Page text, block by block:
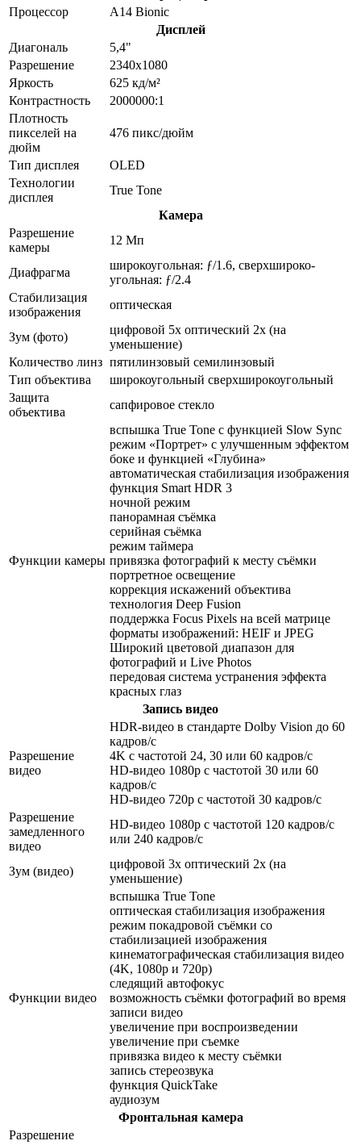
Процессор
A14 Bionic
Дисплей
Диагональ
5,4"
Разрешение
2340x1080
Яркость
625 кд/м²
Контрастность
2000000:1
Плотность
пикселей на
дюйм
476 пикс/дюйм
Тип дисплея
OLED
Технологии
дисплея
True Tone
Камера
Разрешение
камеры
12 Мп
Диафрагма
широкоугольная: ƒ/1.6, сверхшироко­
угольная: ƒ/2.4
Стабилизация
изображения
оптическая
Зум (фото)
цифровой 5x оптический 2x (на
уменьшение)
Количество линз пятилинзовый семилинзовый
Тип объектива
широкоугольный сверхширокоугольный
Защита
объектива
сапфировое стекло
Функции камеры
вспышка True Tone с функцией Slow Sync
режим «Портрет» с улучшенным эффектом
боке и функцией «Глубина»
автоматическая стабилизация изображения
функция Smart HDR 3
ночной режим
панорамная съёмка
серийная съëмка
режим таймера
привязка фотографий к месту съёмки
портретное освещение
коррекция искажений объектива
технология Deep Fusion
поддержка Focus Pixels на всей матрице
форматы изображений: HEIF и JPEG
Широкий цветовой диапазон для
фотографий и Live Photos
передовая система устранения эффекта
красных глаз
Запись видео
Разрешение
видео
HDR‑видео в стандарте Dolby Vision до 60
кадров/ с
4K с частотой 24, 30 или 60 кадров/ с
HD-видео 1080p с частотой 30 или 60
кадров/ с
HD-видео 720p с частотой 30 кадров/ с
Разрешение
замедленного
видео
HD-видео 1080р c частотой 120 кадров/ с
или 240 кадров/ с
Зум (видео)
цифровой 3х оптический 2x (на
уменьшение)
Функции видео
вспышка True Tone
оптическая стабилизация изображения
режим покадровой съёмки со
стабилизацией изображения
кинематографическая стабилизация видео
(4K, 1080p и 720p)
следящий автофокус
возможность съёмки фотографий во время
записи видео
увеличение при воспроизведении
увеличение при съемке
привязка видео к месту съёмки
запись стереозвука
функция QuickTake
аудиозум
Фронтальная камера
Разрешение